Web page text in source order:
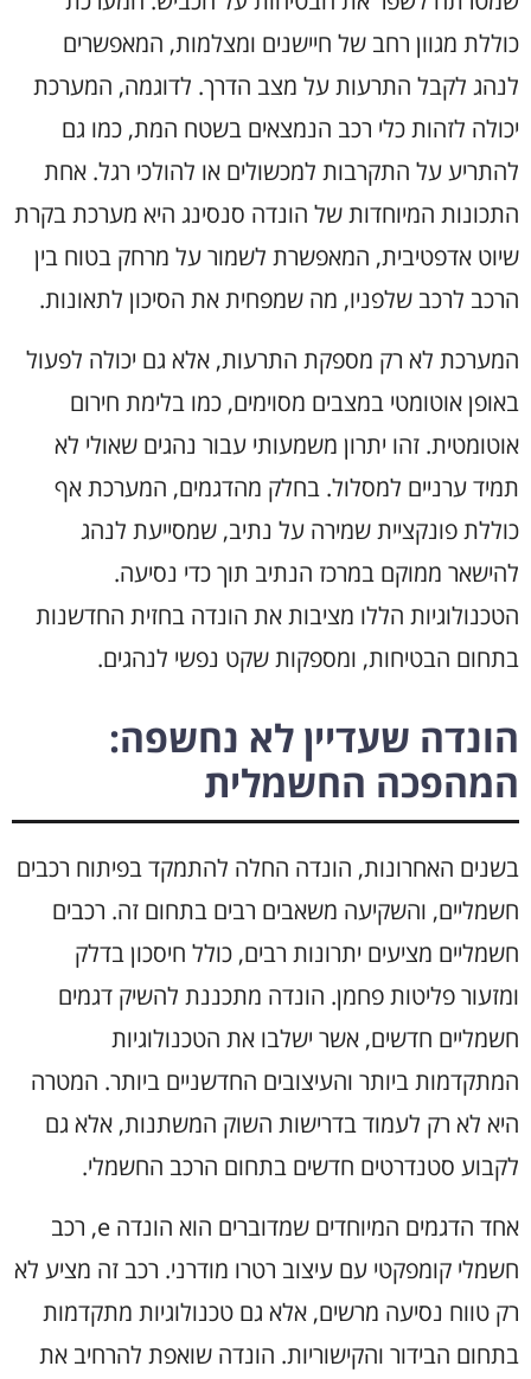
כוללת מגוון רחב של חיישנים ומצלמות, המאפשרים
לנהג לקבל התרעות על מצב הדרך. לדוגמה, המערכת
יכולה לזהות כלי רכב הנמצאים בשטח המת, כמו גם
להתריע על התקרבות למכשולים או להולכי רגל. אחת
התכונות המיוחדות של הונדה סנסינג היא מערכת בקרת
שיוט אדפטיבית, המאפשרת לשמור על מרחק בטוח בין
הרכב לרכב שלפניו, מה שמפחית את הסיכון לתאונות.
המערכת לא רק מספקת התרעות, אלא גם יכולה לפעול
באופן אוטומטי במצבים מסוימים, כמו בלימת חירום
אוטומטית. זהו יתרון משמעותי עבור נהגים שאולי לא
תמיד ערניים למסלול. בחלק מהדגמים, המערכת אף
כוללת פונקציית שמירה על נתיב, שמסייעת לנהג
להישאר ממוקם במרכז הנתיב תוך כדי נסיעה.
הטכנולוגיות הללו מציבות את הונדה בחזית החדשנות
בתחום הבטיחות, ומספקות שקט נפשי לנהגים.
הונדה שעדיין לא נחשפה:
המהפכה החשמלית
בשנים האחרונות, הונדה החלה להתמקד בפיתוח רכבים
חשמליים, והשקיעה משאבים רבים בתחום זה. רכבים
חשמליים מציעים יתרונות רבים, כולל חיסכון בדלק
ומזעור פליטות פחמן. הונדה מתכננת להשיק דגמים
חשמליים חדשים, אשר ישלבו את הטכנולוגיות
המתקדמות ביותר והעיצובים החדשניים ביותר. המטרה
היא לא רק לעמוד בדרישות השוק המשתנות, אלא גם
לקבוע סטנדרטים חדשים בתחום הרכב החשמלי.
אחד הדגמים המיוחדים שמדוברים הוא הונדה e, רכב
חשמלי קומפקטי עם עיצוב רטרו מודרני. רכב זה מציע לא
רק טווח נסיעה מרשים, אלא גם טכנולוגיות מתקדמות
בתחום הבידור והקישוריות. הונדה שואפת להרחיב את